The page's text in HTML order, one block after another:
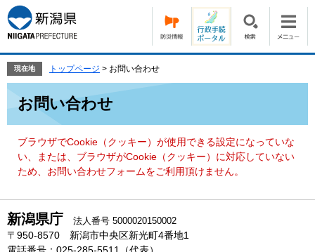
ー
ジ
の
頭
す。
ニ
ュ
ー
飛
て
現在地 トップページ > お問い合わせ
お問い合わせ
ブラウザでCookie（クッキー）が使用できる設定になっていな
い、または、ブラウザがCookie（クッキー）に対応していない
ため、お問い合わせフォームをご利用頂けません。
新潟県庁 法人番号 5000020150002
〒950-8570 新潟市中央区新光町4番地1